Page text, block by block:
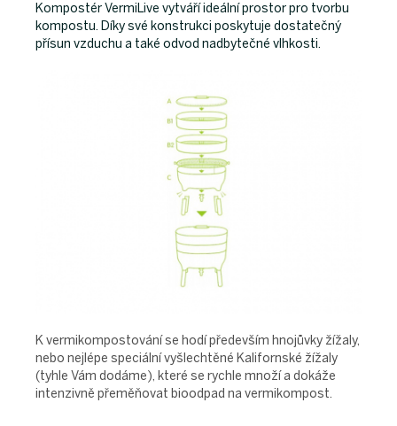
Kompostér VermiLive vytváří ideální prostor pro tvorbu
kompostu. Díky své konstrukci poskytuje dostatečný
přísun vzduchu a také odvod nadbytečné vlhkosti.
K vermikompostování se hodí především hnojůvky žížaly,
nebo nejlépe speciální vyšlechtěné Kalifornské žížaly
(tyhle Vám dodáme), které se rychle množí a dokáže
intenzivně přeměňovat bioodpad na vermikompost.